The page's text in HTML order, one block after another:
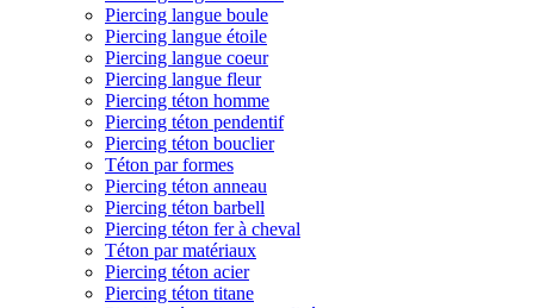
Piercing langue boule
Piercing langue étoile
Piercing langue coeur
Piercing langue fleur
Piercing téton homme
Piercing téton pendentif
Piercing téton bouclier
Téton par formes
Piercing téton anneau
Piercing téton barbell
Piercing téton fer à cheval
Téton par matériaux
Piercing téton acier
Piercing téton titane